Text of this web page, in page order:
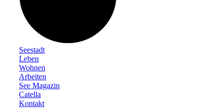
Seestadt
Leben
Wohnen
Arbeiten
See Magazin
Catella
Kontakt